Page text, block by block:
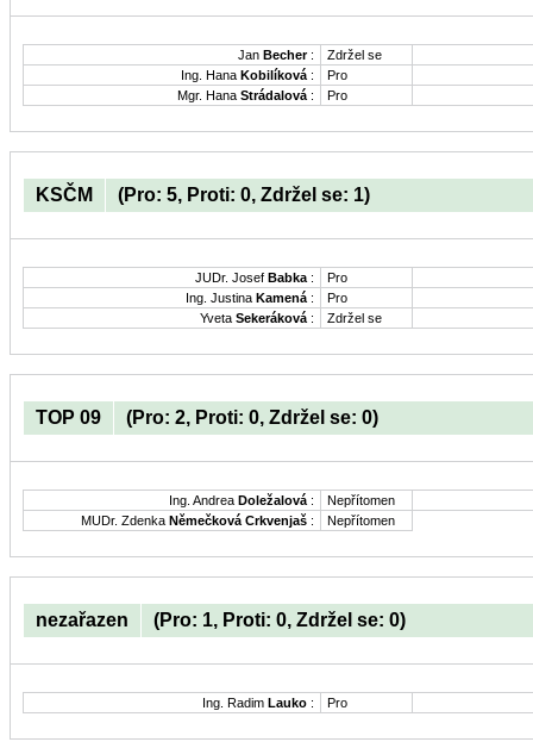
Jan Becher:
Zdržel se
Ing. Hana Kobilíková :
Pro
Mgr. Hana Strádalová : Pro
KSČM (Pro: 5, Proti: 0, Zdržel se: 1)
JUDr. Josef Babka :
Pro
Ing. Justina Kamená :
Pro
Yveta Sekeráková : Zdržel se
TOP 09 (Pro: 2, Proti: 0, Zdržel se: 0)
Ing. Andrea Doležalová :
Nepřítomen
MUDr. Zdenka Němečková Crkvenjaš : Nepřítomen
nezařazen (Pro: 1, Proti: 0, Zdržel se: 0)
Ing. Radim Lauko : Pro